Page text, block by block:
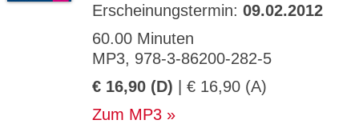
Erscheinungstermin: 09.02.2012
60.00 Minuten
MP3, 978-3-86200-282-5
€ 16,90 (D) | € 16,90 (A)
Zum MP3